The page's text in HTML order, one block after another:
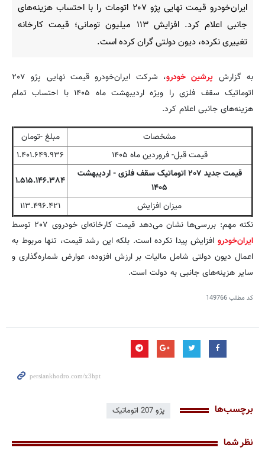
ایران‌خودرو قیمت نهایی پژو ۲۰۷ اتومات را با احتساب هزینه‌های
جانبی اعلام کرد. افزایش ۱۱۳ میلیون تومانی؛ قیمت کارخانه
تغییری نکرده، دیون دولتی گران کرده است.
به گزارش پرشین خودرو
، شرکت ایران‌خودرو قیمت نهایی پژو ۲۰۷
اتوماتیک سقف فلزی را ویژه اردیبهشت ماه ۱۴۰۵ با احتساب تمام
هزینه‌های جانبی اعلام کرد.
مشخصات
مبلغ -تومان
قیمت قبل- فروردین ماه ۱۴۰۵
۱.۴۰۱.۶۴۹.۹۳۶
قیمت جدید ۲۰۷ اتوماتیک سقف فلزی - اردیبهشت
۱۴۰۵
۱.۵۱۵.۱۴۶.۳۸۴
میزان افزایش
۱۱۳.۴۹۶.۴۲۱
نکته مهم: بررسی‌ها نشان می‌دهد قیمت کارخانه‌ای خودروی ۲۰۷ توسط
ایران‌خودرو افزایش پیدا نکرده است. بلکه این رشد قیمت، تنها مربوط به
اعمال دیون دولتی شامل مالیات بر ارزش افزوده، عوارض شماره‌گذاری و
سایر هزینه‌های جانبی به دولت است.
کد مطلب149766
برچسب‌ها پژو 207 اتوماتیک
نظر شما